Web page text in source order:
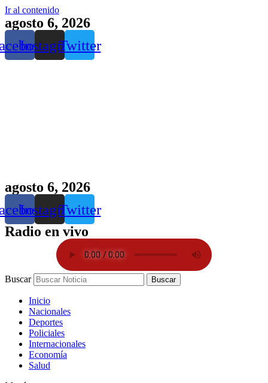
Ir al contenido
agosto 6, 2026
InstagramTwitter
agosto 6, 2026
InstagramTwitter
Radio en vivo
Buscar Buscar
Inicio
Nacionales
Deportes
Policiales
Internacionales
Economía
Salud